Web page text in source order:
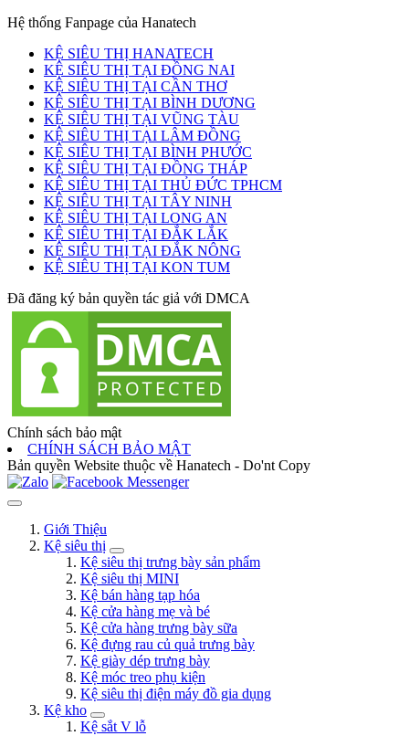
Hệ thống Fanpage của Hanatech
KỆ SIÊU THỊ HANATECH
KỆ SIÊU THỊ TẠI ĐỒNG NAI
KỆ SIÊU THỊ TẠI CẦN THƠ
KỆ SIÊU THỊ TẠI BÌNH DƯƠNG
KỆ SIÊU THỊ TẠI VŨNG TÀU
KỆ SIÊU THỊ TẠI LÂM ĐỒNG
KỆ SIÊU THỊ TẠI BÌNH PHƯỚC
KỆ SIÊU THỊ TẠI ĐỒNG THÁP
KỆ SIÊU THỊ TẠI THỦ ĐỨC TPHCM
KỆ SIÊU THỊ TẠI TÂY NINH
KỆ SIÊU THỊ TẠI LONG AN
KỆ SIÊU THỊ TẠI ĐẮK LẮK
KỆ SIÊU THỊ TẠI ĐẮK NÔNG
KỆ SIÊU THỊ TẠI KON TUM
Đã đăng ký bản quyền tác giả với DMCA
Chính sách bảo mật
CHÍNH SÁCH BẢO MẬT
Bản quyền Website thuộc về Hanatech - Do'nt Copy
Giới Thiệu
Kệ siêu thị
Kệ siêu thị trưng bày sản phẩm
Kệ siêu thị MINI
Kệ bán hàng tạp hóa
Kệ cửa hàng mẹ và bé
Kệ cửa hàng trưng bày sữa
Kệ đựng rau củ quả trưng bày
Kệ giày dép trưng bày
Kệ móc treo phụ kiện
Kệ siêu thị điện máy đồ gia dụng
Kệ kho
Kệ sắt V lỗ